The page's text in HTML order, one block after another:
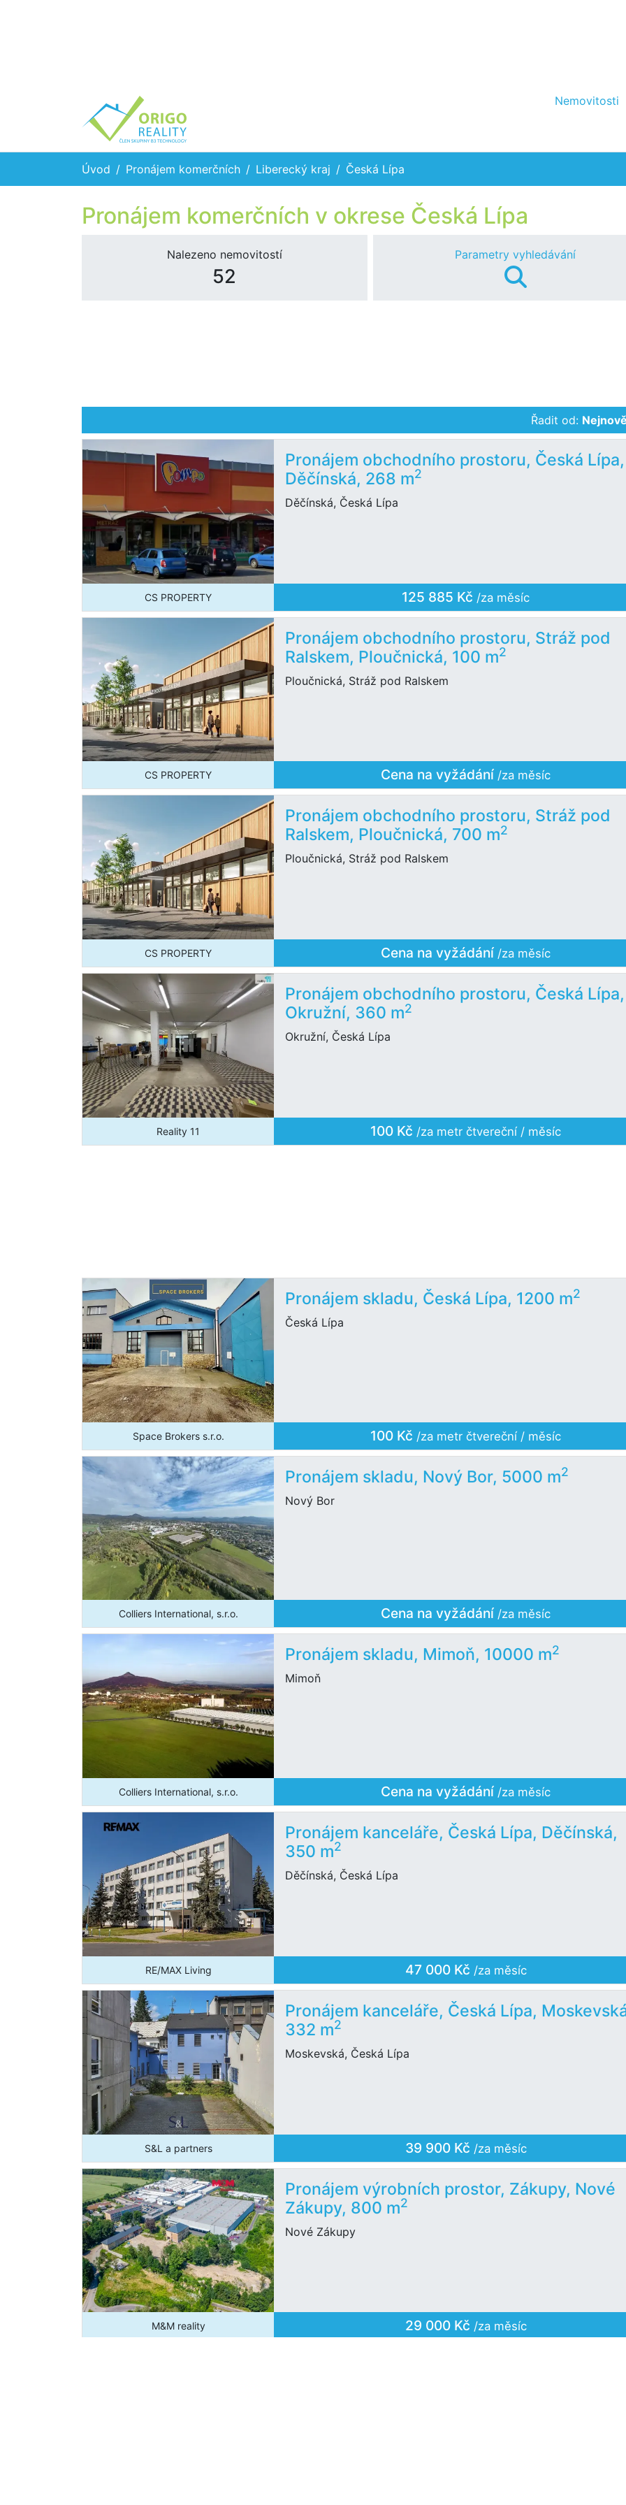
Nemovitosti
Úvod Pronájem komerčních Liberecký kraj Česká Lípa
Pronájem komerčních v okrese Česká Lípa
Nalezeno nemovitostí
52
Parametry vyhledávání
Řadit od:
Pronájem obchodního prostoru, Česká Lípa,
Děčínská, 268 m2
Děčínská, Česká Lípa
CS PROPERTY 125 885 Kč /za měsíc
Pronájem obchodního prostoru, Stráž pod
Ralskem, Ploučnická, 100 m2
Ploučnická, Stráž pod Ralskem
CS PROPERTY Cena na vyžádání /za měsíc
Pronájem obchodního prostoru, Stráž pod
Ralskem, Ploučnická, 700 m2
Ploučnická, Stráž pod Ralskem
CS PROPERTY Cena na vyžádání /za měsíc
Pronájem obchodního prostoru, Česká Lípa,
Okružní, 360 m2
Okružní, Česká Lípa
Reality 11 100 Kč /za metr čtvereční / měsíc
Pronájem skladu, Česká Lípa, 1200 m2
Česká Lípa
Space Brokers s.r.o. 100 Kč /za metr čtvereční / měsíc
Pronájem skladu, Nový Bor, 5000 m2
Nový Bor
Colliers International, s.r.o. Cena na vyžádání /za měsíc
Pronájem skladu, Mimoň, 10000 m2
Mimoň
Colliers International, s.r.o. Cena na vyžádání /za měsíc
Pronájem kanceláře, Česká Lípa, Děčínská,
350 m2
Děčínská, Česká Lípa
RE/MAX Living 47 000 Kč /za měsíc
Pronájem kanceláře, Česká Lípa,
332 m2
Moskevská, Česká Lípa
S&L a partners 39 900 Kč /za měsíc
Pronájem výrobních prostor, Zákupy, Nové
Zákupy, 800 m2
Nové Zákupy
M&M reality 29 000 Kč /za měsíc